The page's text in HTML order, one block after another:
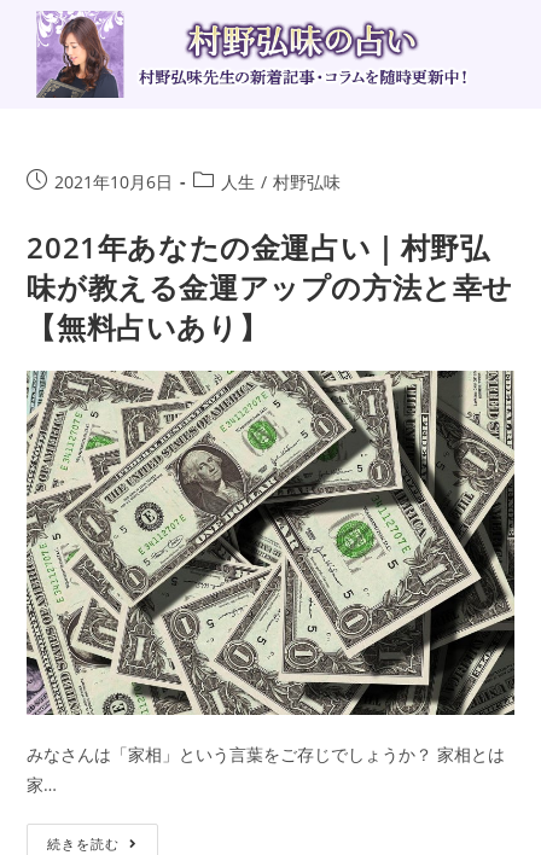
投
開
日:
2021年10月6日
投
カ
テ
ゴ
リ
ー:
人生 / 村野弘味
2021年あなたの金運占い｜村野弘
味が教える金運アップの方法と幸せ
【無料占いあり】
みなさんは「家相」という言葉をご存じでしょうか？ 家相とは
家…
続きを読む